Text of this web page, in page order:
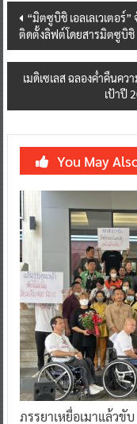
Post
navigation
“มิตซูบิชิ เอลเลเวเตอร์
ติดตั้งลิฟต์โดยสารมิตซูบิชิ
เมดิเซเลส ฉลองค่ำคืนคว
เป้าปี
You May
ภรรยาเหยื่อเมาแล้วขั